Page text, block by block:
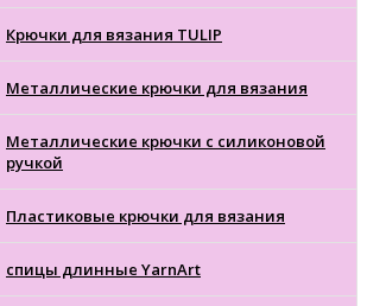
Крючки для вязания TULIP
Металлические крючки для вязания
Металлические крючки с силиконовой
ручкой
Пластиковые крючки для вязания
спицы длинные YarnArt